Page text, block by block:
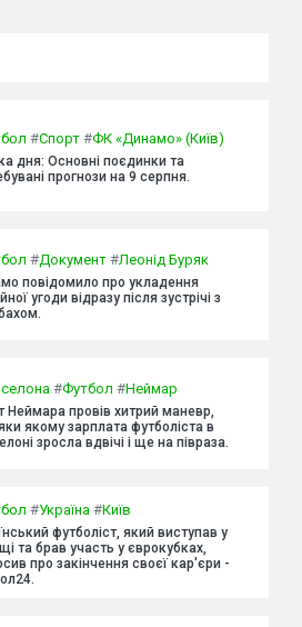
#Спорт #ФК «Динамо» (Київ)
дня: Основні поєдинки та
прогнози на 9 серпня.
#Документ #Леонід Буряк
повідомило про укладення
угоди відразу після зустрічі з
#Футбол #Неймар
Неймара провів хитрий маневр,
якому зарплата футболіста в
зросла вдвічі і ще на півраза.
#Україна #Київ
футболіст, який виступав у
та брав участь у єврокубках,
про закінчення своєї кар'єри -